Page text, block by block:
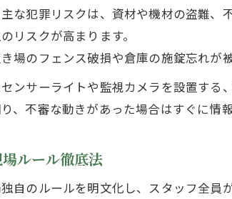
治安や夜間状況を
建設業スタッフによ
安全確保のための
現地の雰囲気把握
読み方や情報整理で建
建設現場で役立つ
な犯罪リスクは、資材や機材の盗難
リスクが高まります。
場のフェンス破損や倉庫の施錠忘れが
ンサーライトや監視カメラを設置す
、不審な動きがあった場合はすぐに情
ルール徹底法
自のルールを明文化し、スタッフ全員